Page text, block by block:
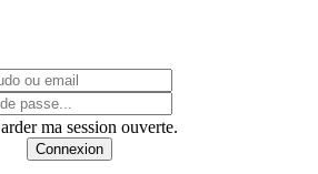
ma session ouverte.